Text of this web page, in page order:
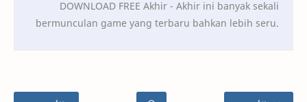
DOWNLOAD FREE Akhir - Akhir ini banyak sekali
bermunculan game yang terbaru bahkan lebih seru.